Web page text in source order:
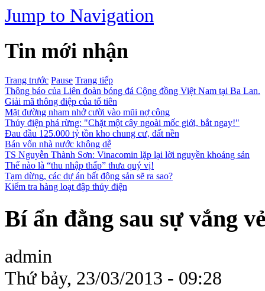
Jump to Navigation
Tin mới nhận
Trang trước Pause Trang tiếp
Thông báo của Liên đoàn bóng đá Cộng đồng Việt Nam tại Ba Lan.
Giải mã thông điệp của tổ tiên
Mặt đường nham nhở cười vào mũi nợ công
Thủy điện phá rừng: "Chặt một cây ngoài mốc giới, bắt ngay!"
Đau đầu 125.000 tỷ tồn kho chung cư, đất nền
Bán vốn nhà nước không dễ
TS Nguyễn Thành Sơn: Vinacomin lặp lại lời nguyền khoáng sản
Thế nào là “thu nhập thấp” thưa quý vị!
Tạm dừng, các dự án bất động sản sẽ ra sao?
Kiểm tra hàng loạt đập thủy điện
Bí ẩn đằng sau sự vắng
admin
Thứ bảy, 23/03/2013 - 09:28